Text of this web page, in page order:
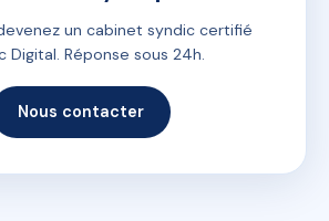
un cabinet syndic certifié
Digital. Réponse sous 24h.
Nous contacter